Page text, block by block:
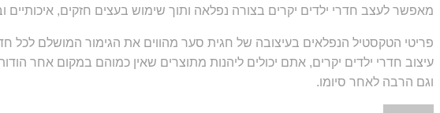
מאפשר לעצב חדרי ילדים יקרים בצורה נפלאה ותוך שימוש בעצים חזקים, איכותיים
פריטי הטקסטיל הנפלאים בעיצובה של חגית סער מהווים את הגימור המושלם לכל
עיצוב חדרי ילדים יקרים, אתם יכולים ליהנות מתוצרים שאין כמוהם במקום אחר
וגם הרבה לאחר סיומו.